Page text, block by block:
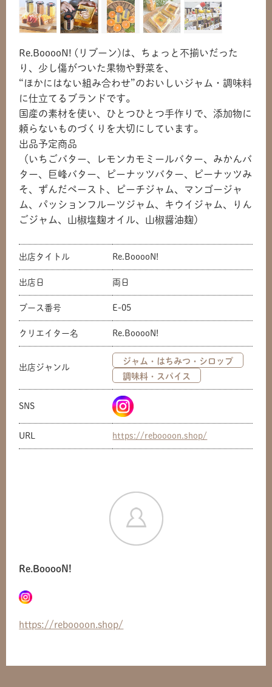
Re.BooooN! (リブーン)は、ちょっと不揃いだった
り、少し傷がついた果物や野菜を、
“ほかにはない組み合わせ”のおいしいジャム・調味料
に仕立てるブランドです。
国産の素材を使い、ひとつひとつ手作りで、添加物に
頼らないものづくりを大切にしています。
出品予定商品
（いちごバター、レモンカモミールバター、みかんバ
ター、巨峰バター、ピーナッツバター、ピーナッツみ
そ、ずんだペースト、ピーチジャム、マンゴージャ
ム、パッションフルーツジャム、キウイジャム、りん
ごジャム、山椒塩麹オイル、山椒醤油麹）
出店タイトル Re.BooooN!
出店日 両日
ブース番号 E-05
クリエイター名 Re.BooooN!
出店ジャンル
ジャム・はちみつ・シロップ
調味料・スパイス
SNS
URL https://reboooon.shop/
Re.BooooN!
https://reboooon.shop/
共有方法を選択